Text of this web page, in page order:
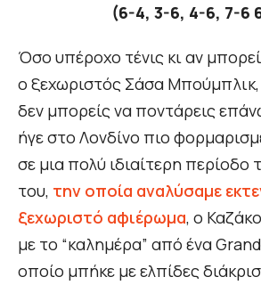
(6-4, 3-6, 4-6, 7-6
Όσο υπέροχο τένις κι αν
ο ξεχωριστός Σάσα
δεν μπορείς να ποντάρεις
ήγε στο Λονδίνο πιο
σε μια πολύ ιδιαίτερη περίοδο
του, την οποία αναλύσαμε
ξεχωριστό αφιέρωμα, ο
με το “καλημέρα” από ένα
οποίο μπήκε με ελπίδες